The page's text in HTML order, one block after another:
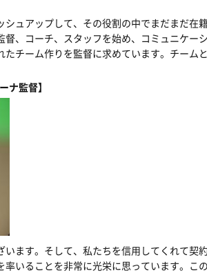
ュアップして、その役割の中でまだまだ在
、コーチ、スタッフを始め、コミュニケー
チーム作りを監督に求めています。チーム
ナ監督】
います。そして、私たちを信用してくれて契
いることを非常に光栄に思っています。こ